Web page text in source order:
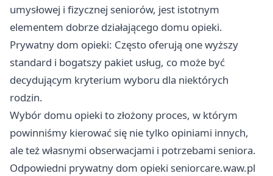
umysłowej i fizycznej seniorów, jest istotnym
elementem dobrze działającego domu opieki.
Prywatny dom opieki: Często oferują one wyższy
standard i bogatszy pakiet usług, co może być
decydującym kryterium wyboru dla niektórych
rodzin.
Wybór domu opieki to złożony proces, w którym
powinniśmy kierować się nie tylko opiniami innych,
ale też własnymi obserwacjami i potrzebami seniora.
Odpowiedni prywatny dom opieki seniorcare.waw.pl